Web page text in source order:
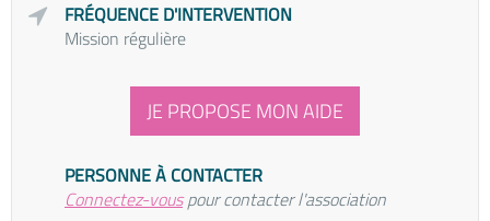
FRÉQUENCE D'INTERVENTION
Mission régulière
JE PROPOSE MON AIDE
PERSONNE À CONTACTER
Connectez-vouspour contacter l'association